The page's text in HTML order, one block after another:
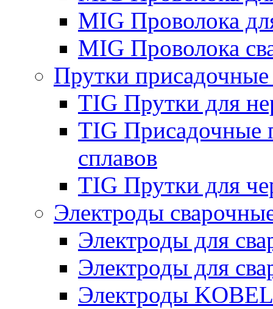
MIG Проволока
MIG Проволока
Прутки
TIG Прутки для
TIG Присадочные
сплавов
TIG Прутки для
Электроды
Электроды для
Электроды для
Электроды